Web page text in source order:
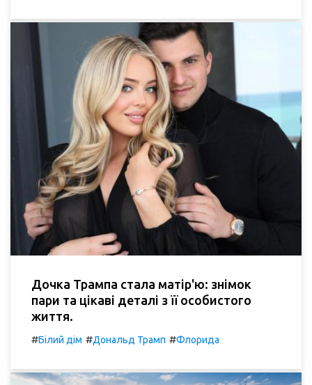
Дочка Трампа стала матір'ю: знімок
пари та цікаві деталі з її особистого
життя.
#Білий дім #Дональд Трамп #Флорида